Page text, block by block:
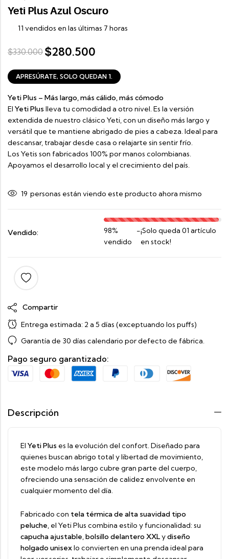
Yeti Plus Azul Oscuro
11 vendidos en las últimas 7 horas
$330.000 $280.500
APRESÚRATE, SOLO QUEDAN 1.
Yeti Plus – Más largo, más cálido, más cómodo
El Yeti Plus lleva tu comodidad a otro nivel. Es la versión
extendida de nuestro clásico Yeti, con un diseño más largo y
versátil que te mantiene abrigado de pies a cabeza. Ideal para
descansar, trabajar desde casa o relajarte sin sentir frío.
Los Yetis son fabricados 100% por manos colombianas.
Apoyamos el desarrollo local y el crecimiento del país.
19 personas están viendo este producto ahora mismo
Vendido:
98%
vendido
-¡Solo queda 01 artículo
en stock!
Compartir
Entrega estimada: 2 a 5 días (exceptuando los puffs)
Garantía de 30 días calendario por defecto de fábrica.
Pago seguro garantizado:
Descripción
El Yeti Plus es la evolución del confort. Diseñado para
quienes buscan abrigo total y libertad de movimiento,
este modelo más largo cubre gran parte del cuerpo,
ofreciendo una sensación de calidez envolvente en
cualquier momento del día.
Fabricado con tela térmica de alta suavidad tipo
peluche, el Yeti Plus combina estilo y funcionalidad: su
capucha ajustable,bolsillo delantero XXLydiseño
holgado unisexlo convierten en una prenda ideal para